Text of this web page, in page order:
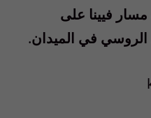
فيينا على
في الميدان.